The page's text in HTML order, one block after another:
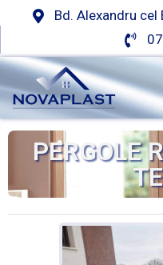
Bd. Alexandru cel
PERGOLE